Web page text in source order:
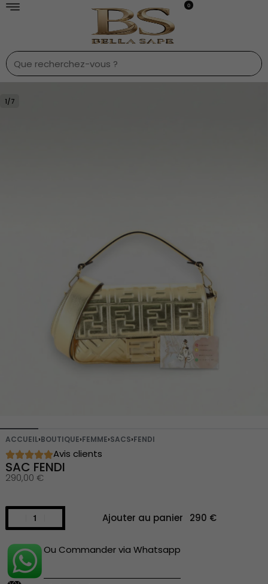
0
1/7
ACCUEIL›BOUTIQUE›FEMME›SACS›FENDI
Avis clients
SAC FENDI
290,00 €
Ajouter au panier
Ou Commander via Whatsapp